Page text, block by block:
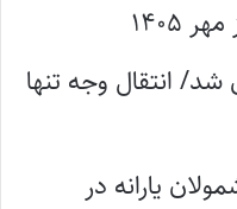
شد/ انتقال وجه تنها
یارانه در